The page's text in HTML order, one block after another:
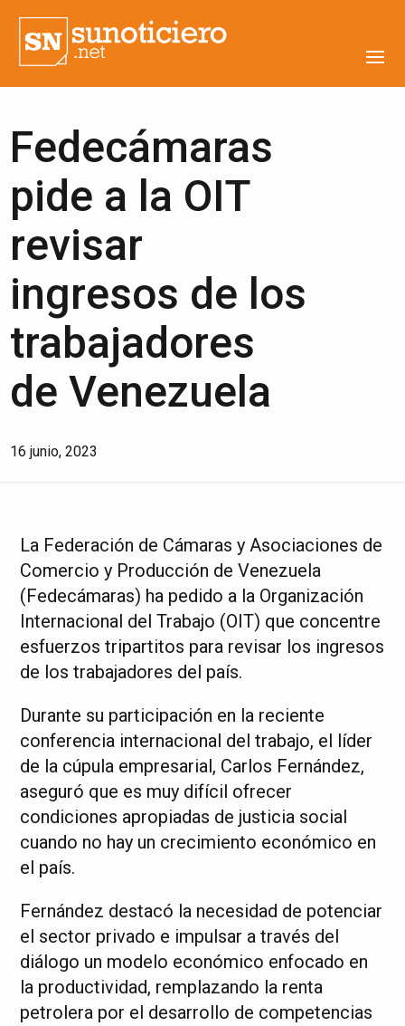
Fedecámaras
pide a la OIT
revisar
ingresos de los
trabajadores
de Venezuela
16 junio, 2023
La Federación de Cámaras y Asociaciones de
Comercio y Producción de Venezuela
(Fedecámaras) ha pedido a la Organización
Internacional del Trabajo (OIT) que concentre
esfuerzos tripartitos para revisar los ingresos
de los trabajadores del país.
Durante su participación en la reciente
conferencia internacional del trabajo, el líder
de la cúpula empresarial, Carlos Fernández,
aseguró que es muy difícil ofrecer
condiciones apropiadas de justicia social
cuando no hay un crecimiento económico en
el país.
Fernández destacó la necesidad de potenciar
el sector privado e impulsar a través del
diálogo un modelo económico enfocado en
la productividad, remplazando la renta
petrolera por el desarrollo de competencias